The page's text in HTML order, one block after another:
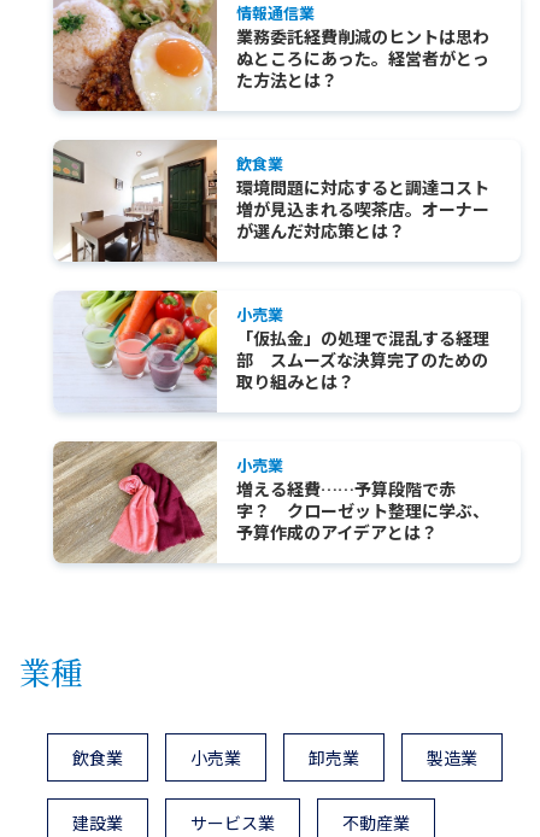
情報通信業
業務委託経費削減のヒントは思わ
ぬところにあった。経営者がとっ
た方法とは？
飲食業
環境問題に対応すると調達コスト
増が見込まれる喫茶店。オーナー
が選んだ対応策とは？
小売業
「仮払金」の処理で混乱する経理
部 スムーズな決算完了のための
取り組みとは？
小売業
増える経費……予算段階で赤
字？ クローゼット整理に学ぶ、
予算作成のアイデアとは？
業種
飲食業 小売業 卸売業 製造業
建設業 サービス業 不動産業